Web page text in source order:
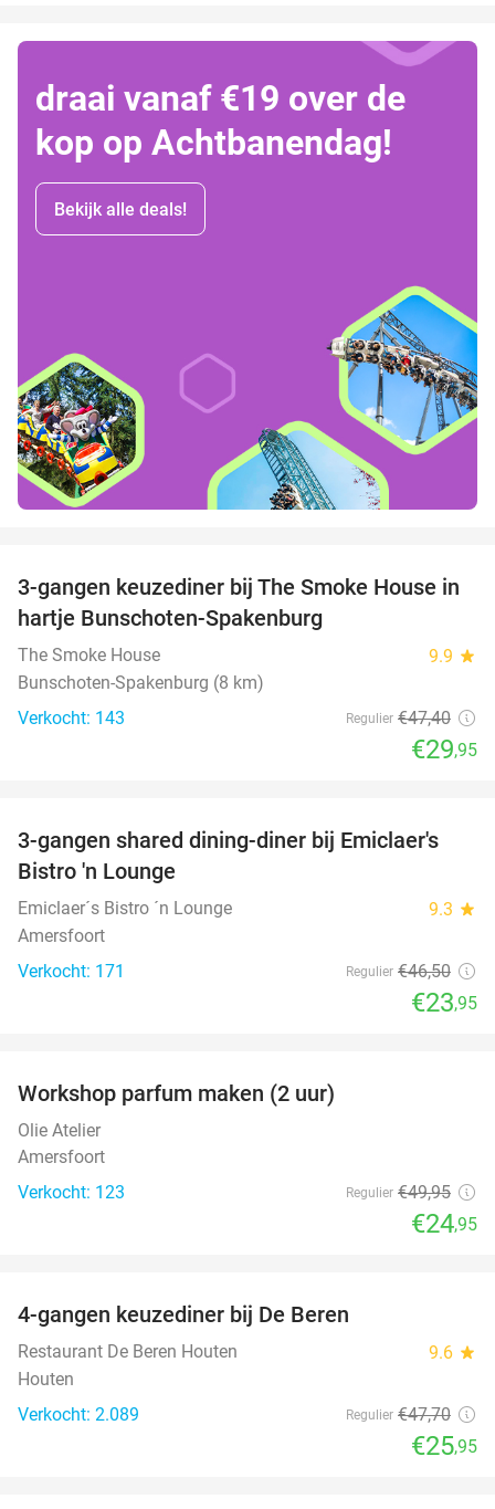
draai vanaf €19 over de
kop op Achtbanendag!
Bekijk alle deals!
37%
3-gangen keuzediner bij The Smoke House in
hartje Bunschoten-Spakenburg
The Smoke House 9.9 star
Bunschoten-Spakenburg (8 km)
Verkocht: 143
Regulier €47,40
€29,95
48%
3-gangen shared dining-diner bij Emiclaer's
Bistro 'n Lounge
Emiclaer´s Bistro ´n Lounge 9.3 star
Amersfoort
Verkocht: 171
Regulier €46,50
€23,95
Workshop parfum maken (2 uur)
Olie Atelier
Amersfoort
Verkocht: 123
Regulier €49,95
€24,95
4-gangen keuzediner bij De Beren
Restaurant De Beren Houten 9.6 star
Houten
Verkocht: 2.089
Regulier €47,70
€25,95